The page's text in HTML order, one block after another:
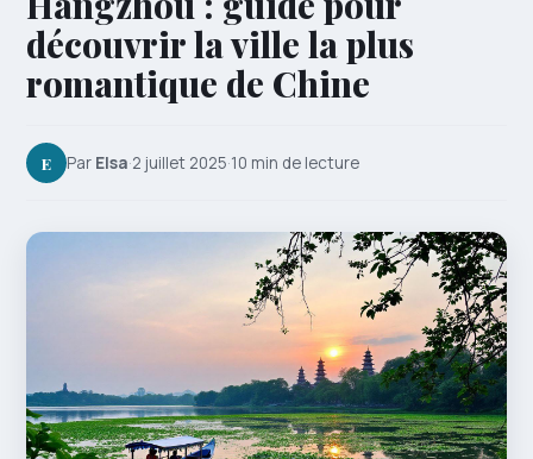
découvrir la ville la plus
romantique de Chine
E Par Elsa·2 juillet 2025·10 min de lecture